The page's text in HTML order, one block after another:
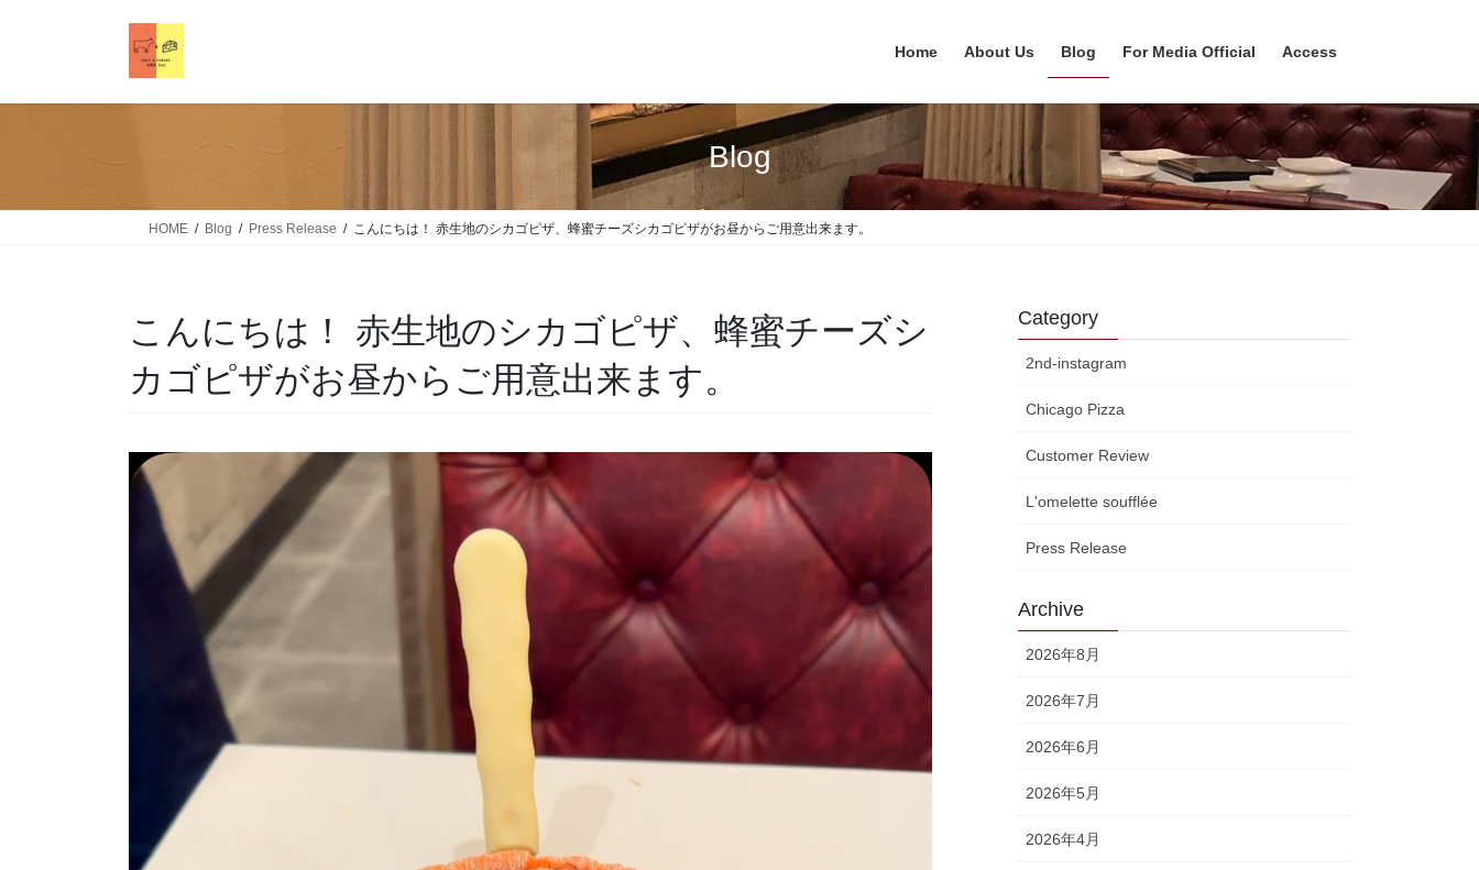
Home About Us Blog For Media Official Access
Blog
HOME Blog Press Release こんにちは！ 赤生地のシカゴピザ、蜂蜜チーズシカゴピザがお昼からご用意出来ます。
こんにちは！ 赤生地のシカゴピザ、蜂蜜チーズシ
カゴピザがお昼からご用意出来ます。
Category
2nd-instagram
Chicago Pizza
Customer Review
L'omelette soufflée
Press Release
Archive
2026年8月
2026年7月
2026年6月
2026年5月
2026年4月